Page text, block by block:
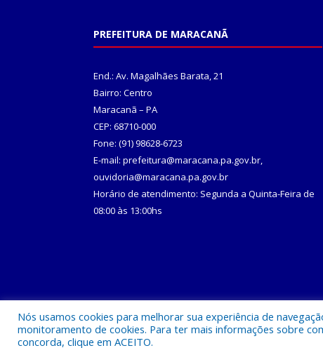
PREFEITURA DE MARACANÃ
End.: Av. Magalhães Barata, 21
Bairro: Centro
Maracanã – PA
CEP: 68710-000
Fone: (91) 98628-6723
E-mail: prefeitura@maracana.pa.gov.br,
ouvidoria@maracana.pa.gov.br
Horário de atendimento: Segunda a Quinta-Feira de
08:00 às 13:00hs
Todos os direitos reservados a Prefeitura Municipal
Nós usamos cookies para melhorar sua experiência de
monitoramento de cookies. Para ter mais informações sobre
concorda, clique em ACEITO.